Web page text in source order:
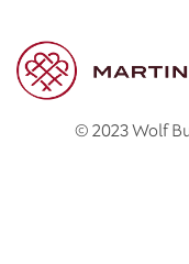
© 2023 Wolf